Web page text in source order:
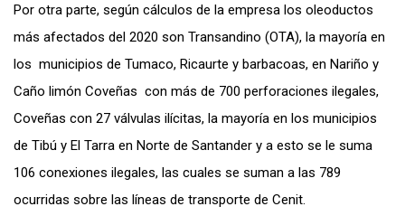
Por otra parte, según cálculos de la empresa los oleoductos
más afectados del 2020 son Transandino (OTA), la mayoría en
los municipios de Tumaco, Ricaurte y barbacoas, en Nariño y
Caño limón Coveñas con más de 700 perforaciones ilegales,
Coveñas con 27 válvulas ilícitas, la mayoría en los municipios
de Tibú y El Tarra en Norte de Santander y a esto se le suma
106 conexiones ilegales, las cuales se suman a las 789
ocurridas sobre las líneas de transporte de Cenit.